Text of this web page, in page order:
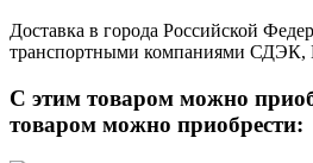
Доставка в города Российской
транспортными компаниями СДЭК,
С этим товаром можно
товаром можно приобрести: